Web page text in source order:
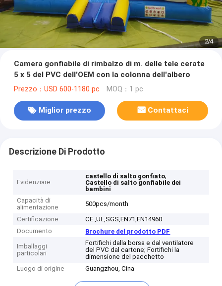
2/4
Camera gonfiabile di rimbalzo di m. delle tele cerate
5 x 5 del PVC dell'OEM con la colonna dell'albero
Prezzo：USD 600-1180 pc MOQ：1 pc
Miglior prezzo Contattaci
Descrizione Di Prodotto
Evidenziare
castello di salto gonfiato,
Castello di salto gonfiabile dei
bambini
Capacità di
alimentazione
500pcs/month
Certificazione
CE ,UL,SGS,EN71,EN14960
Documento
Brochure del prodotto PDF
Imballaggi
particolari
Fortifichi dalla borsa e dal ventilatore
del PVC dal cartone; Fortifichi la
dimensione del pacchetto
Luogo di origine
Guangzhou, Cina